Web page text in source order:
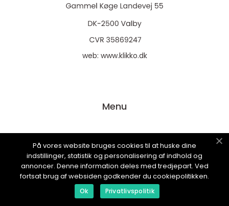
web: www.klikko.dk
Menu
Om oss
Cookies
Kontakt Oss
På vores website bruges cookies til at huske dine
indstillinger, statistik og personalisering af indhold og
annoncer. Denne information deles med tredjepart. Ved
fortsat brug af websiden godkender du cookiepolitikken.
Ok Privatlivspolitik